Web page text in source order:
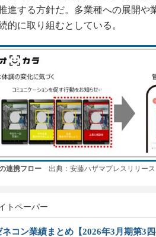
進する方針だ。多業種への展開
的に取り組むとしている。
連携フロー出典：安藤ハザマプレスリリース
トペーパー
ネコン業績まとめ【2026年3月期第3四